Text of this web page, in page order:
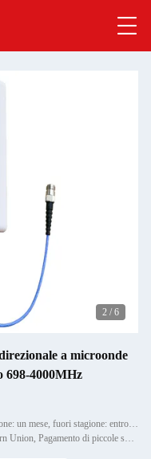
2 / 6
a microonde
698-4000MHz
Tempi di consegna: Tempo di consegna in alta stagione: un mese, fuori stagione: entro 15 giorni lavorativi
Termini di pagamento: LC, T/T, D/P, PayPal, Western Union, Pagamento di piccole somme, Money Gram